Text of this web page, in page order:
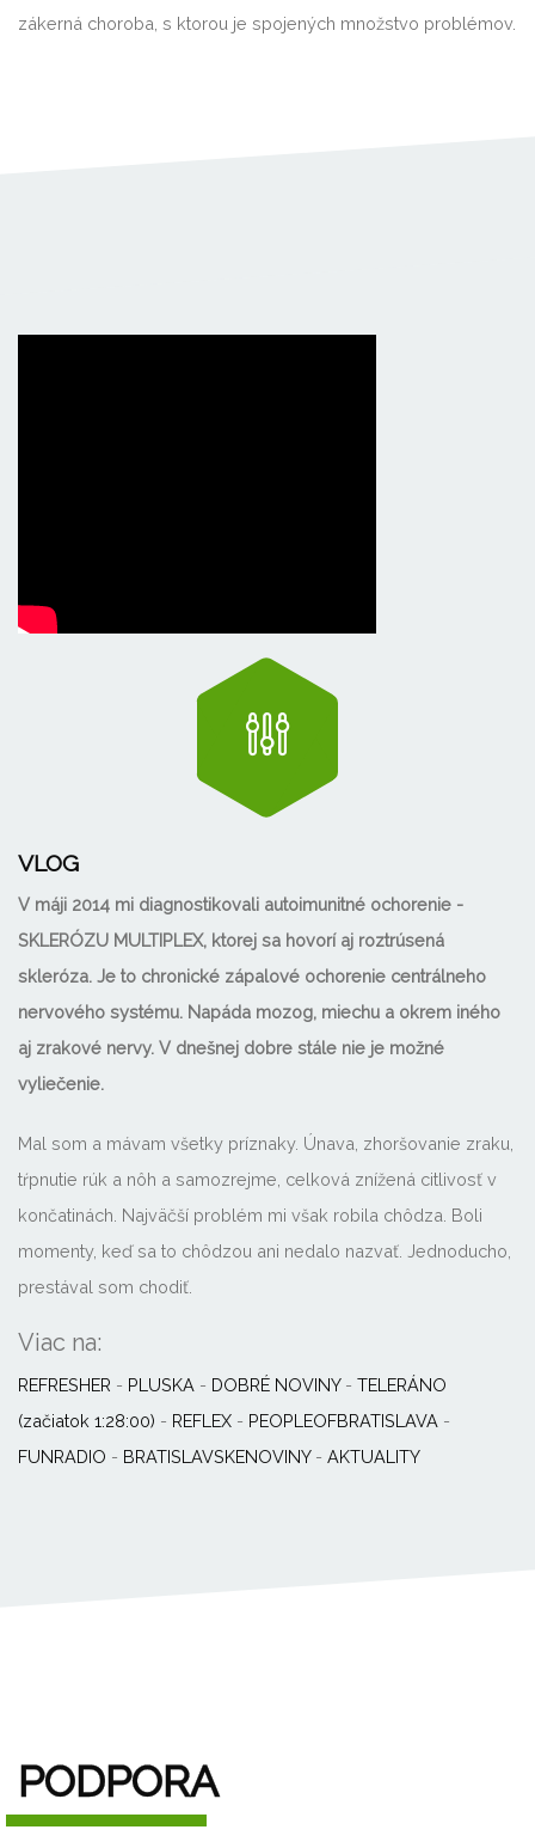
zákerná choroba, s ktorou je spojených množstvo problémov.
VLOG
V máji 2014 mi diagnostikovali autoimunitné ochorenie -
SKLERÓZU MULTIPLEX, ktorej sa hovorí aj roztrúsená
skleróza. Je to chronické zápalové ochorenie centrálneho
nervového systému. Napáda mozog, miechu a okrem iného
aj zrakové nervy. V dnešnej dobre stále nie je možné
vyliečenie.
Mal som a mávam všetky príznaky. Únava, zhoršovanie zraku,
tŕpnutie rúk a nôh a samozrejme, celková znížená citlivosť v
končatinách. Najväčší problém mi však robila chôdza. Boli
momenty, keď sa to chôdzou ani nedalo nazvať. Jednoducho,
prestával som chodiť.
Viac na:
REFRESHER - PLUSKA - DOBRÉ NOVINY- TELERÁNO
(začiatok 1:28:00) - REFLEX - PEOPLEOFBRATISLAVA -
FUNRADIO - BRATISLAVSKENOVINY- AKTUALITY
PODPORA